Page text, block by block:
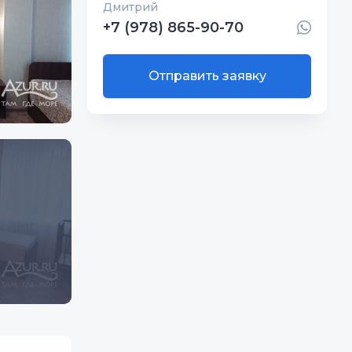
Дмитрий
+7 (978) 865-90-70
Отправить заявку